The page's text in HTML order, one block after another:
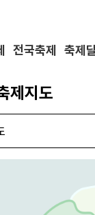
전국축제 축제
제지도